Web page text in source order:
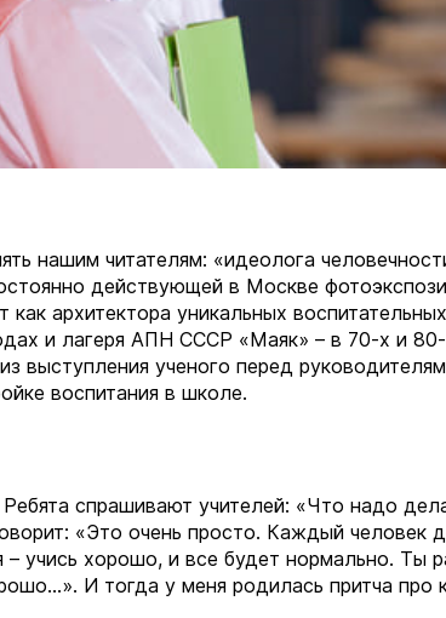
нашим читателям: «идеолога
действующей в Москве
архитектора уникальных
и лагеря АПН СССР «Маяк» – в 70-х и
выступления ученого перед
воспитания в школе.
спрашивают учителей: «Что надо
«Это очень просто. Каждый человек
учись хорошо, и все будет нормально. Ты
И тогда у меня родилась притча про